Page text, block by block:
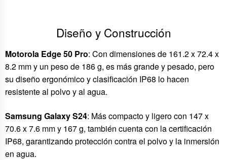
Diseño y Construcción
Motorola Edge 50 Pro: Con dimensiones de 161.2 x 72.4 x
8.2 mm y un peso de 186 g, es más grande y pesado, pero
su diseño ergonómico y clasificación IP68 lo hacen
resistente al polvo y al agua.
Samsung Galaxy S24: Más compacto y ligero con 147 x
70.6 x 7.6 mm y 167 g, también cuenta con la certificación
IP68, garantizando protección contra el polvo y la inmersión
en agua.